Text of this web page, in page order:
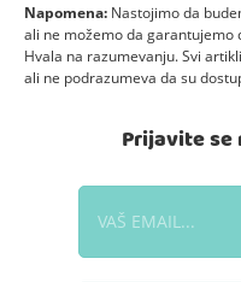
Napomena: Nastojimo da
ali ne možemo da garantujemo
Hvala na razumevanju. Svi
ali ne podrazumeva da su
Prijavite se